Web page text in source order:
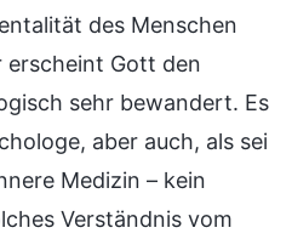
des Menschen
erscheint Gott den
sehr bewandert. Es
aber auch, als sei
Medizin – kein
Verständnis vom